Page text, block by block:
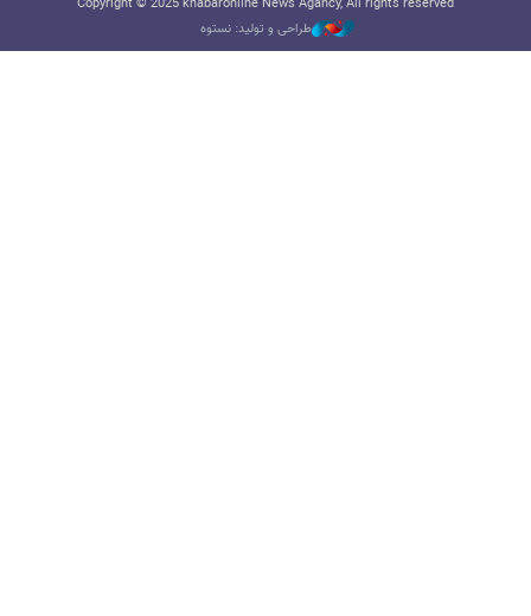
Copyright © 2025 khabaronline News Agancy, All rights reserved
طراحی و تولید: نستوه